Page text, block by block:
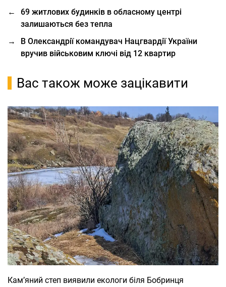
←
69 житлових будинків в обласному центрі
залишаються без тепла
→
В Олександрії командувач Нацгвардії України
вручив військовим ключі від 12 квартир
Вас також може зацікавити
Кам’яний степ виявили екологи біля Бобринця